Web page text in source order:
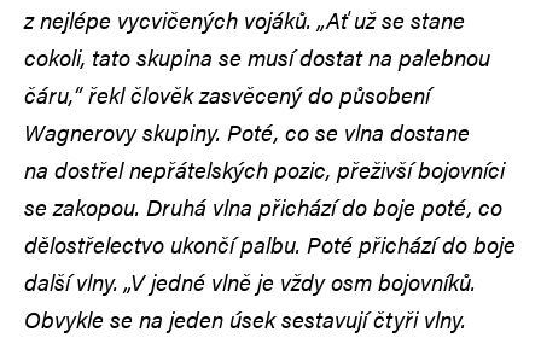
z nejlépe vycvičených vojáků. „Ať už se stane
cokoli, tato skupina se musí dostat na palebnou
čáru,“ řekl člověk zasvěcený do působení
Wagnerovy skupiny. Poté, co se vlna dostane
na dostřel nepřátelských pozic, přeživší bojovníci
se zakopou. Druhá vlna přichází do boje poté, co
dělostřelectvo ukončí palbu. Poté přichází do boje
další vlny. „V jedné vlně je vždy osm bojovníků.
Obvykle se na jeden úsek sestavují čtyři vlny.